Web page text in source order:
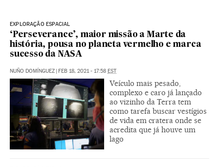
EXPLORAÇÃO ESPACIAL
‘Perseverance’, maior missão a Marte da
história, pousa no planeta vermelho e marca
sucesso da NASA
NUÑO DOMÍNGUEZ | FEB 18, 2021 - 17:58 EST
Veículo mais pesado,
complexo e caro já lançado
ao vizinho da Terra tem
como tarefa buscar vestígios
de vida em cratera onde se
acredita que já houve um
lago